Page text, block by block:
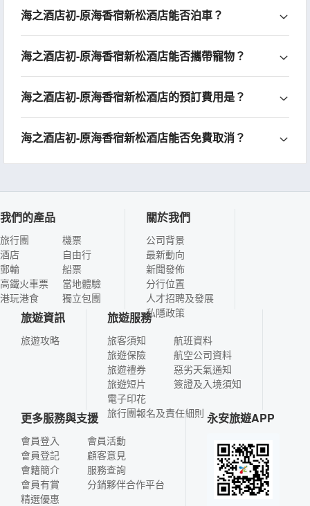
海之酒店初-原海香宿新松酒店能否泊車？
海之酒店初-原海香宿新松酒店能否攜帶寵物？
海之酒店初-原海香宿新松酒店的預訂費用是？
海之酒店初-原海香宿新松酒店能否免費取消？
我們的產品
旅行團
酒店
郵輪
高鐵火車票
港玩港食
機票
自由行
船票
當地體驗
獨立包團
關於我們
公司背景
最新動向
新聞發佈
分行位置
人才招聘及發展
私隱政策
旅遊資訊
旅遊攻略
旅遊服務
旅客須知
旅遊保險
旅遊禮券
旅遊短片
電子印花
航班資料
航空公司資料
惡劣天氣通知
簽證及入境須知
旅行團報名及責任細則
更多服務與支援
會員登入
會員登記
會籍簡介
會員有賞
精選優惠
會員活動
顧客意見
服務查詢
分銷夥伴合作平台
永安旅遊APP